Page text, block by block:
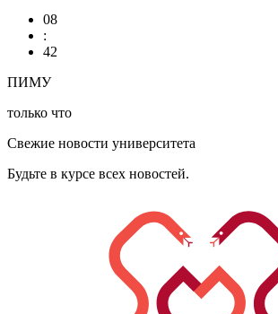
08
:
42
ПИМУ
только что
Свежие новости университета
Будьте в курсе всех новостей.